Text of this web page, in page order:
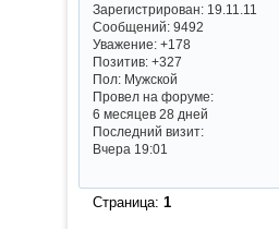
Зарегистрирован: 19.11.11
Сообщений:9492
Уважение: +178
Позитив: +327
Пол:Мужской
Провел на форуме:
6 месяцев 28 дней
Последний визит:
Вчера 19:01
Страница: 1